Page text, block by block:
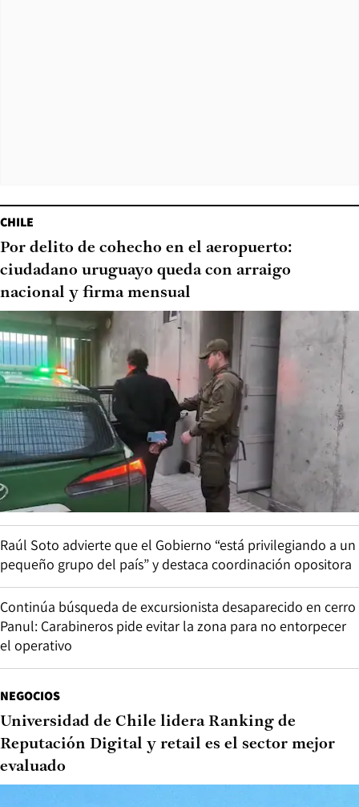
CHILE
Por delito de cohecho en el aeropuerto:
ciudadano uruguayo queda con arraigo
nacional y firma mensual
Raúl Soto advierte que el Gobierno “está privilegiando a un
pequeño grupo del país” y destaca coordinación opositora
Continúa búsqueda de excursionista desaparecido en cerro
Panul: Carabineros pide evitar la zona para no entorpecer
el operativo
NEGOCIOS
Universidad de Chile lidera Ranking de
Reputación Digital y retail es el sector mejor
evaluado